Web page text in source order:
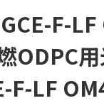
F-
ODPC
F-LF